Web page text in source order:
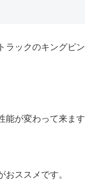
ラックのキングピン
能が変わって来ます
ススメです。